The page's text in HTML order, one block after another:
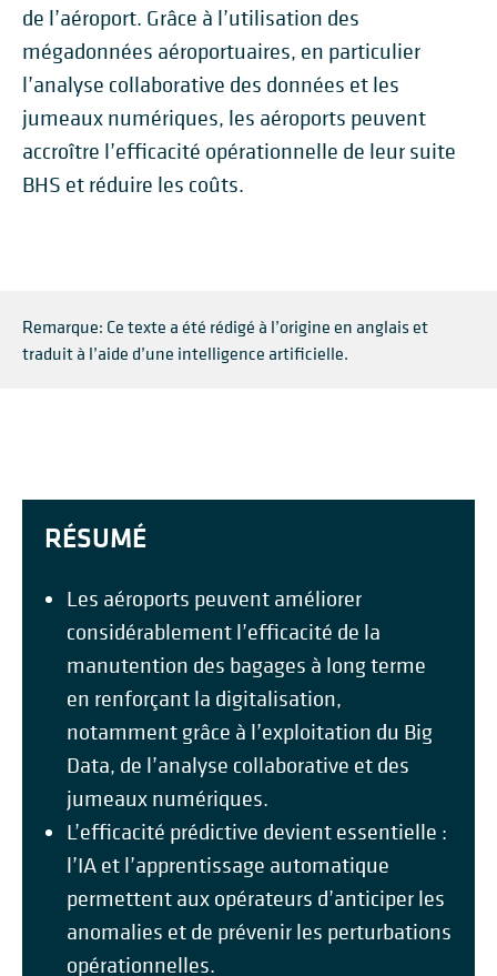
de l’aéroport. Grâce à l’utilisation des
mégadonnées aéroportuaires, en particulier
l’analyse collaborative des données et les
jumeaux numériques, les aéroports peuvent
accroître l’efficacité opérationnelle de leur suite
BHS et réduire les coûts.
Remarque: Ce texte a été rédigé à l’origine en anglais et
traduit à l’aide d’une intelligence artificielle.
RÉSUMÉ
Les aéroports peuvent améliorer
considérablement l’efficacité de la
manutention des bagages à long terme
en renforçant la digitalisation,
notamment grâce à l’exploitation du Big
Data, de l’analyse collaborative et des
jumeaux numériques.
L’efficacité prédictive devient essentielle :
l’IA et l’apprentissage automatique
permettent aux opérateurs d’anticiper les
anomalies et de prévenir les perturbations
opérationnelles.